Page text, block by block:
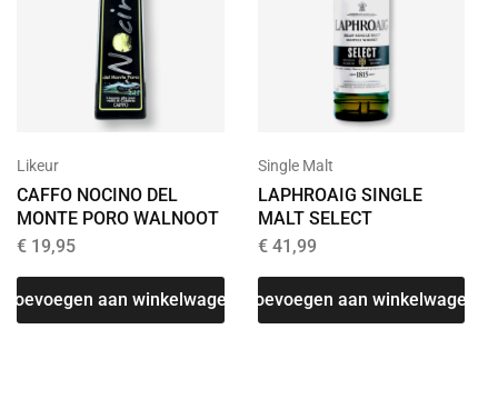
Likeur
CAFFO NOCINO DEL
MONTE PORO WALNOOT
€ 19,95
Toevoegen aan winkelwagen
Single Malt
LAPHROAIG SINGLE
MALT SELECT
€41,99
Toevoegen aan winkelwagen